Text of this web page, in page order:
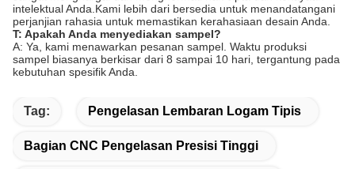
intelektual Anda.Kami lebih dari bersedia untuk menandatangani
perjanjian rahasia untuk memastikan kerahasiaan desain Anda.
T: Apakah Anda menyediakan sampel?
A: Ya, kami menawarkan pesanan sampel. Waktu produksi
sampel biasanya berkisar dari 8 sampai 10 hari, tergantung pada
kebutuhan spesifik Anda.
Tag: Pengelasan Lembaran Logam Tipis
Bagian CNC Pengelasan Presisi Tinggi